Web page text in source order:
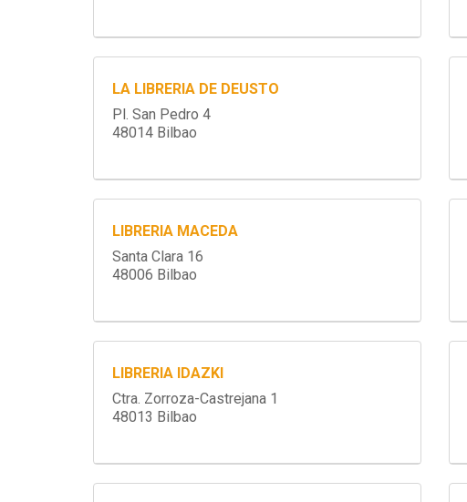
LA LIBRERIA DE DEUSTO
Pl. San Pedro 4
48014 Bilbao
LIBRERIA MACEDA
Santa Clara 16
48006 Bilbao
LIBRERIA IDAZKI
Ctra. Zorroza-Castrejana 1
48013 Bilbao